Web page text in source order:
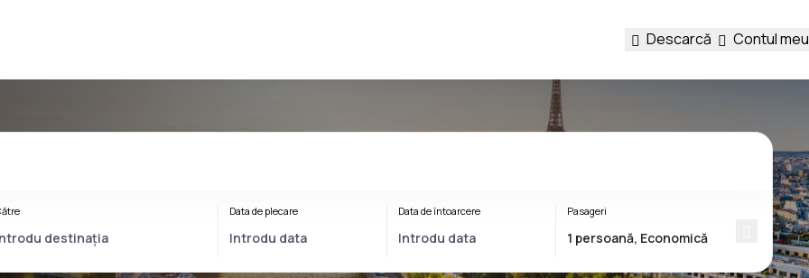
Descarcă Contul meu
Data de plecare Data de întoarcere Pasageri